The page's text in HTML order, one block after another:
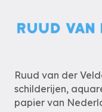
Ruud van der
schilderijen,
papier van